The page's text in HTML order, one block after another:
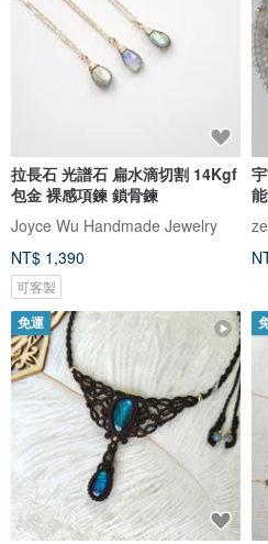
拉長石 光譜石 扁水滴切割 14Kgf
包金 裸感項鍊 鎖骨鍊
Joyce Wu Handmade Jewelry
NT$ 1,390
可客製
免運